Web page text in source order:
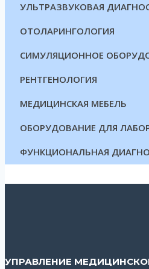
УЛЬТРАЗВУКОВАЯ
ОТОЛАРИНГОЛОГИЯ
СИМУЛЯЦИОННОЕ
РЕНТГЕНОЛОГИЯ
МЕДИЦИНСКАЯ МЕБЕЛЬ
ОБОРУДОВАНИЕ ДЛЯ
ФУНКЦИОНАЛЬНАЯ
УПРАВЛЕНИЕ